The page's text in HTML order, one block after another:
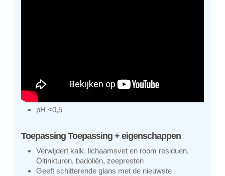
pH <0,5
Toepassing Toepassing + eigenschappen
Verwijdert kalk, lichaamsvet en room residuen,
Öltinkturen, badoliën, zeepresten
Geeft schitterende glans met de nieuwste